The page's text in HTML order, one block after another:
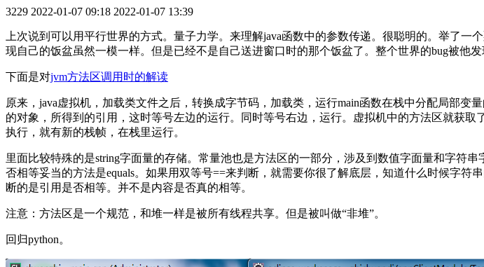
3229 2022-01-07 09:18 2022-01-07 13:39
上次说到可以用平行世界的方式。量子力学。来理解java函数中的参数传递。很聪明的。举了
现自己的饭盆虽然一模一样。但是已经不是自己送进窗口时的那个饭盆了。整个世界的bug被他发
下面是对jvm方法区调用时的解读
原来，java虚拟机，加载类文件之后，转换成字节码，加载类，运行main函数在栈中分配局部
的对象，所得到的引用，这时等号左边的运行。同时等号右边，运行。虚拟机中的方法区就获
执行，就有新的栈帧，在栈里运行。
里面比较特殊的是string字面量的存储。常量池也是方法区的一部分，涉及到数值字面量和字符
否相等妥当的方法是equals。如果用双等号==来判断，就需要你很了解底层，知道什么时候字
断的是引用是否相等。并不是内容是否真的相等。
注意：方法区是一个规范，和堆一样是被所有线程共享。但是被叫做“非堆”。
回归python。